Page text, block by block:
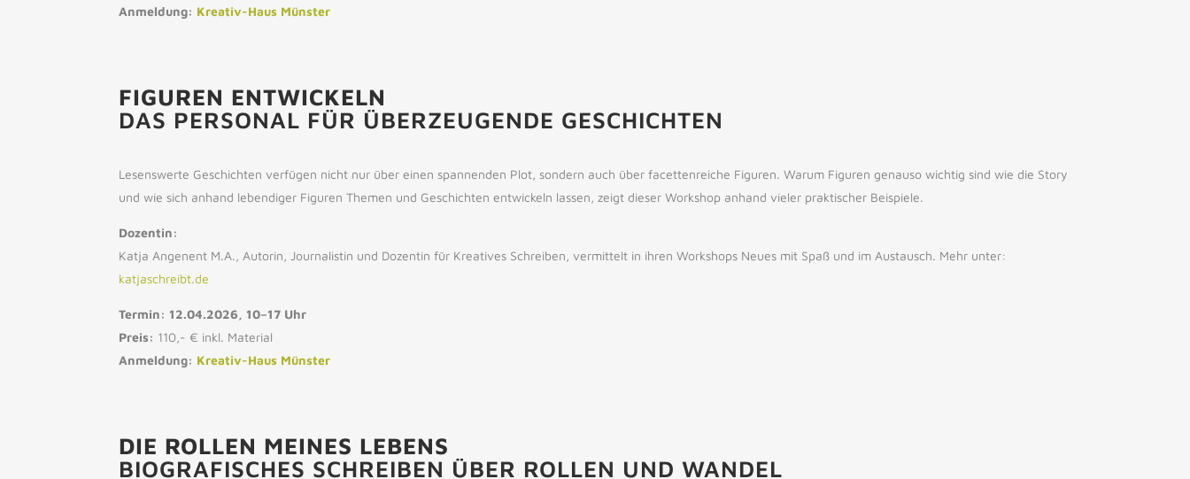
Anmeldung: Kreativ-Haus Münster
FIGUREN ENTWICKELN
DAS PERSONAL FÜR ÜBERZEUGENDE GESCHICHTEN
Lesenswerte Geschichten verfügen nicht nur über einen spannenden Plot, sondern auch über facettenreiche Figuren. Warum Figuren genauso wichtig sind wie die Story
und wie sich anhand lebendiger Figuren Themen und Geschichten entwickeln lassen, zeigt dieser Workshop anhand vieler praktischer Beispiele.
Dozentin:
Katja Angenent M.A., Autorin, Journalistin und Dozentin für Kreatives Schreiben, vermittelt in ihren Workshops Neues mit Spaß und im Austausch. Mehr unter:
katjaschreibt.de
Termin: 12.04.2026, 10–17 Uhr
Preis: 110,- € inkl. Material
Anmeldung: Kreativ-Haus Münster
DIE ROLLEN MEINES LEBENS
BIOGRAFISCHES SCHREIBEN ÜBER ROLLEN UND WANDEL